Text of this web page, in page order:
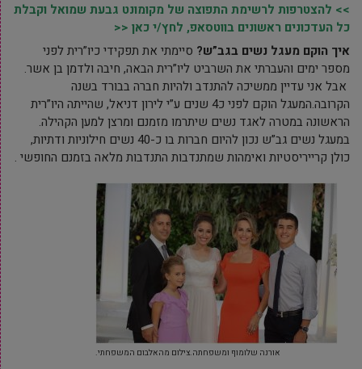
>> להצטרפות לרשימת התפוצה של מקומונט גבעת שמואל וקבלת
כל העדכונים ראשונים בווטסאפ, לחץ/י כאן <<
איך הוקם מעגל נשים בגב”ש? סיימתי את תפקידי כיו”רית לפני
מספר ימים והעברתי את השרביט ליו”רית הבאה, חיבה ולדמן בן אשר.
אבל אני עדיין ממשיכה להתנדב ולהיות חברה בבורד בשנה
הקרובה.המעגל הוקם לפני כ4 שנים ע”י לירון דניאל, שהייתה היו”רית
הראשונה במטרה לאגד נשים שיתרמו מזמנם ומרצן למען הקהילה.
במעגל נשים גב”ש נכון להיום חברות בו כ-40 נשים חילוניות ודתיות,
כולן קרייריסטיות ואימהות שמתנדבות התנדבות מלאה בזמנם החופשי .
אורנה שלומוף ומשפחתה.צילום מהאלבום המשפחתי.